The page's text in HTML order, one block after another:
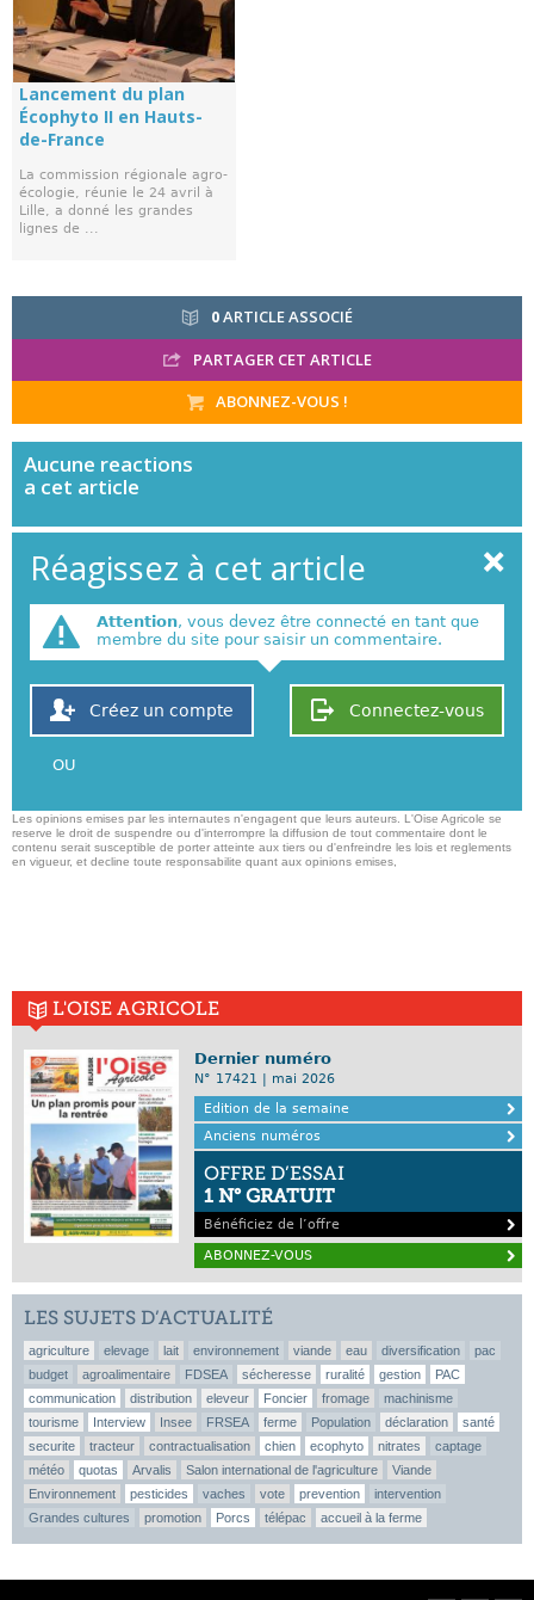
Lancement du plan
Écophyto II en Hauts-
de-France
La commission régionale agro-
écologie, réunie le 24 avril à
Lille, a donné les grandes
lignes de ...
0ARTICLE ASSOCIÉ
PARTAGER CET ARTICLE
ABONNEZ-VOUS !
Aucune reactions
a cet article
Réagissez à cet article
Attention, vous devez être connecté en tant que
membre du site pour saisir un commentaire.
Connectez-vous
Créez un compte
OU
Les opinions emises par les internautes n'engagent que leurs auteurs. L'Oise Agricole se
reserve le droit de suspendre ou d'interrompre la diffusion de tout commentaire dont le
contenu serait susceptible de porter atteinte aux tiers ou d'enfreindre les lois et reglements
en vigueur, et decline toute responsabilite quant aux opinions emises,
L'OISE AGRICOLE
Dernier numéro
N° 17421 | mai 2026
Edition de la semaine
Anciens numéros
OFFRE D’ESSAI
1 N° GRATUIT
Bénéficiez de l’offre
ABONNEZ-VOUS
LES SUJETS D’ACTUALITÉ
agriculture elevage lait environnement viande eau diversification
pac
budget
agroalimentaire FDSEA sécheresse ruralité gestion
PAC
communication
distribution eleveur Foncier fromage
machinisme
tourisme
Interview Insee FRSEA ferme Population déclaration
santé
securite
tracteur contractualisation chien ecophyto nitrates
captage
météo
quotas Arvalis Salon international de l'agriculture
Viande
Environnement
pesticides vaches vote prevention
intervention
Grandes cultures
promotion Porcs télépac accueil à la ferme